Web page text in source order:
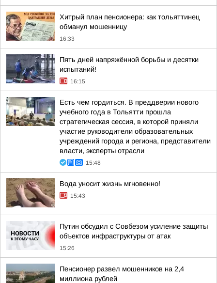
Хитрый план пенсионера: как тольяттинец
обманул мошенницу
16:33
Пять дней напряжённой борьбы и десятки
испытаний!
16:15
Есть чем гордиться. В преддверии нового
учебного года в Тольятти прошла
стратегическая сессия, в которой приняли
участие руководители образовательных
учреждений города и региона, представители
власти, эксперты отрасли
15:48
Вода уносит жизнь мгновенно!
15:43
Путин обсудил с Совбезом усиление защиты
объектов инфраструктуры от атак
15:26
Пенсионер развел мошенников на 2,4
миллиона рублей